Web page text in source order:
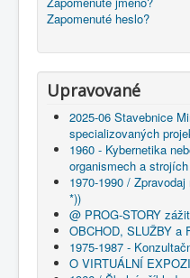
Zapomenuté heslo?
Upravované
2025-06 Stavebnice
specializovaných
1960 - Kybernetika
organismech a
1970-1990 /
*))
@ PROG-STORY
OBCHOD, SLUŽBY a
1975-1987 -
O VIRTUÁLNÍ